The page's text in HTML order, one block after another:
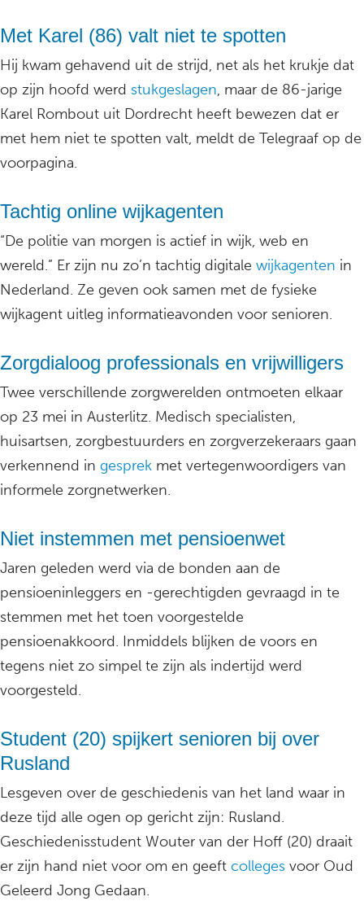
Met Karel (86) valt niet te spotten
Hij kwam gehavend uit de strijd, net als het krukje dat
op zijn hoofd werd stukgeslagen, maar de 86-jarige
Karel Rombout uit Dordrecht heeft bewezen dat er
met hem niet te spotten valt, meldt de Telegraaf op de
voorpagina.
Tachtig online wijkagenten
“De politie van morgen is actief in wijk, web en
wereld.” Er zijn nu zo’n tachtig digitale wijkagenten in
Nederland. Ze geven ook samen met de fysieke
wijkagent uitleg informatieavonden voor senioren.
Zorgdialoog professionals en vrijwilligers
Twee verschillende zorgwerelden ontmoeten elkaar
op 23 mei in Austerlitz. Medisch specialisten,
huisartsen, zorgbestuurders en zorgverzekeraars gaan
verkennend in gesprek met vertegenwoordigers van
informele zorgnetwerken.
Niet instemmen met pensioenwet
Jaren geleden werd via de bonden aan de
pensioeninleggers en -gerechtigden gevraagd in te
stemmen met het toen voorgestelde
pensioenakkoord. Inmiddels blijken de voors en
tegens niet zo simpel te zijn als indertijd werd
voorgesteld.
Student (20) spijkert senioren bij over
Rusland
Lesgeven over de geschiedenis van het land waar in
deze tijd alle ogen op gericht zijn: Rusland.
Geschiedenisstudent Wouter van der Hoff (20) draait
er zijn hand niet voor om en geeft colleges voor Oud
Geleerd Jong Gedaan.